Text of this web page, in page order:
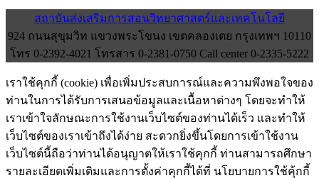
สถาบันส่งเสริมการสอนวิทยาศาสตร์และเทคโนโลยี
924 ถนนสุขุมวิท แขวงพระโขนง เขตคลองเตย กรุงเทพฯ 10110
โทร 0-2392-4021 โทรสาร 0-2381-0750 Call center 0-2335-5222
เราใช้คุกกี้ (cookie) เพื่อเพิ่มประสบการณ์และความพึงพอใจของ
ท่านในการได้รับการเสนอข้อมูลและเนื้อหาต่างๆ โดยจะทำให้
เราเข้าใจลักษณะการใช้งานเว็บไซต์ของท่านได้เร็ว และทำให้
เว็บไซต์ของเราเข้าถึงได้ง่าย สะดวกยิ่งขึ้นโดยการเข้าใช้งาน
เว็บไซต์นี้ถือว่าท่านได้อนุญาตให้เราใช้คุกกี้ ท่านสามารถศึกษา
รายละเอียดเพิ่มเติมและการตั้งค่าคุกกี้ได้ที่ นโยบายการใช้คุ้กกี้